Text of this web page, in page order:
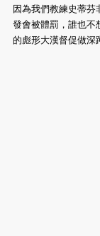
因為我們教練史蒂芬
發會被體罰，誰也
的彪形大漢督促做深